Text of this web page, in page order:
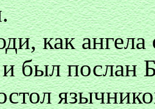
как
был послан